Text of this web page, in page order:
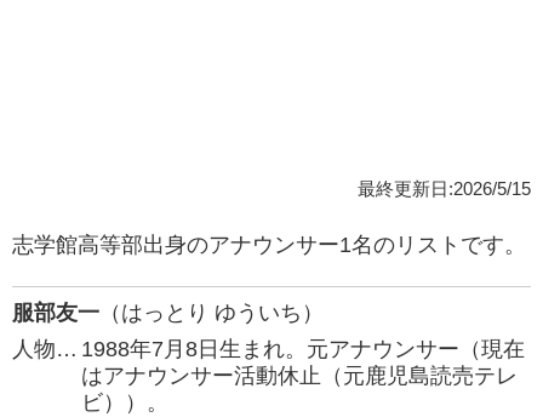
最終更新日:2026/5/15
志学館高等部出身のアナウンサー1名のリストです。
服部友一 （はっとり ゆういち）
人物… 1988年7月8日生まれ。元アナウンサー（現在
はアナウンサー活動休止（元鹿児島読売テレ
ビ））。